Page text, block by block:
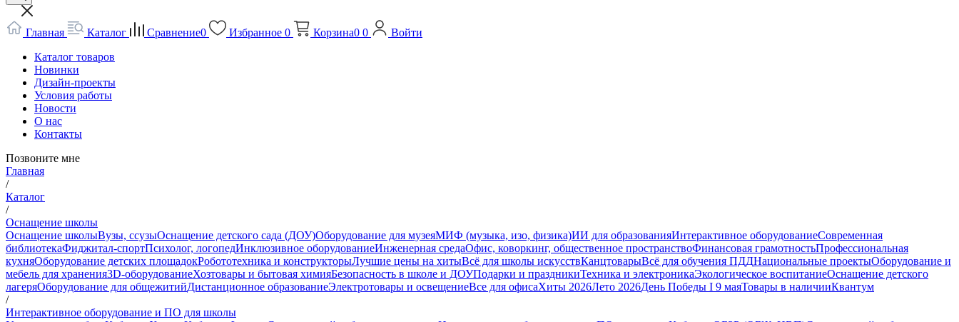
Главная Каталог Сравнение0 Избранное 0 Корзина0 0
Войти
Каталог товаров
Новинки
Дизайн-проекты
Условия работы
Новости
О нас
Контакты
Позвоните мне
Главная
/
Каталог
/
Оснащение школы
Оснащение школыВузы, ссузыОснащение детского сада (ДОУ)Оборудование для музеяМИФ (музыка, изо, физика)ИИ для образованияИнтерактивное оборудованиеСовременная
библиотекаФиджитал-спортПсихолог, логопедИнклюзивное оборудованиеИнженерная средаОфис, коворкинг, общественное пространствоФинансовая грамотностьПрофессиональная
кухняОборудование детских площадокРобототехника и конструкторыЛучшие цены на хитыВсё для школы искусствКанцтоварыВсё для обучения ПДДНациональные проектыОборудование и
мебель для хранения3D-оборудованиеХозтовары и бытовая химияБезопасность в школе и ДОУПодарки и праздникиТехника и электроникаЭкологическое воспитаниеОснащение детского
лагеряОборудование для общежитийДистанционное образованиеЭлектротовары и освещениеВсе для офисаХиты 2026Лето 2026День Победы I 9 маяТовары в наличииКвантум
/
Интерактивное оборудование и ПО для школы